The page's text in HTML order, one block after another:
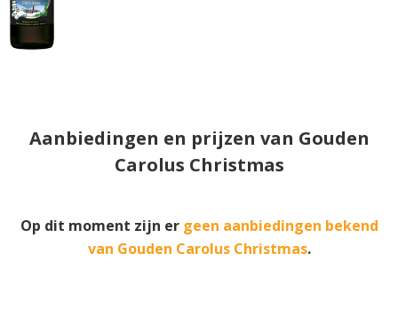
Aanbiedingen en prijzen van Gouden
Carolus Christmas
Op dit moment zijn er geen aanbiedingen bekend
van Gouden Carolus Christmas.